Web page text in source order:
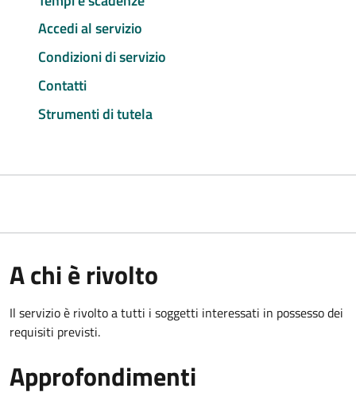
Accedi al servizio
Condizioni di servizio
Contatti
Strumenti di tutela
A chi è rivolto
Il servizio è rivolto a tutti i soggetti interessati in possesso dei
requisiti previsti.
Approfondimenti